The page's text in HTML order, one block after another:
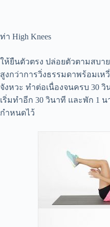
ท่า High Knees
ให้ยืนตัวตรง ปล่อยตัวตามสบา
สูงกว่าการวิ่งธรรมดาพร้อมเ
จังหวะ ทำต่อเนื่องจนครบ 30
เริ่มทำอีก 30 วินาที และพัก 1
กำหนดไว้